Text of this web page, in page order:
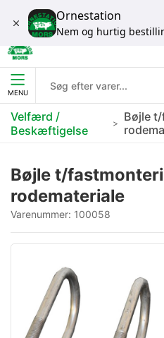
MENU
Velfærd /
Beskæftigelse
Bøjle
Bøjle t/
rodemateriale
Varenummer: 100058
Ornestation
Nem og hurtig